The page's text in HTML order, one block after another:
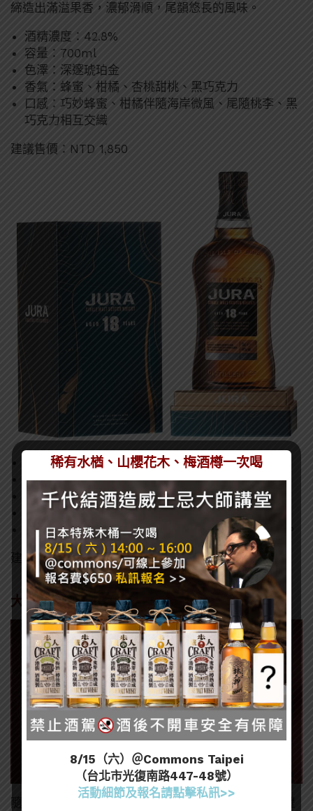
締造出滿溢果香，濃郁滑順，尾韻悠長的風味。
酒精濃度：42.8%
容量：700ml
色澤：深邃琥珀金
香氣：蜂蜜、柑橘、杏桃甜桃、黑巧克力
口感：巧妙蜂蜜、柑橘伴隨海岸微風、尾隨桃李、黑
巧克力相互交織
建議售價：NTD 1,850
容量：700ml
酒精濃度：44%
色澤：深邃金黃色。
香氣：太妃糖、熱帶水果與木質香料。
口感：深色莓果、黑巧克力與深焙咖啡的豐富層次。
建議售價：NTD 3,300
大摩亞歷山大三世紀念款龍年紀念包裝
隨著龍年的臨近，大摩單一麥芽蘇格蘭威士忌為歡慶豐
稀有水楢、山櫻花木、梅酒樽一次喝
8/15（六）＠Commons Taipei
（台北市光復南路447-48號）
活動細節及報名請點擊私訊>>